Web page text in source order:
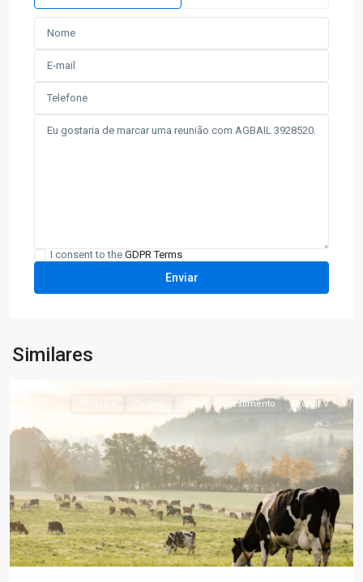
I consent to the GDPR Terms
Similares
da
Glória
Projetos Custeio Investimento Pronaf V